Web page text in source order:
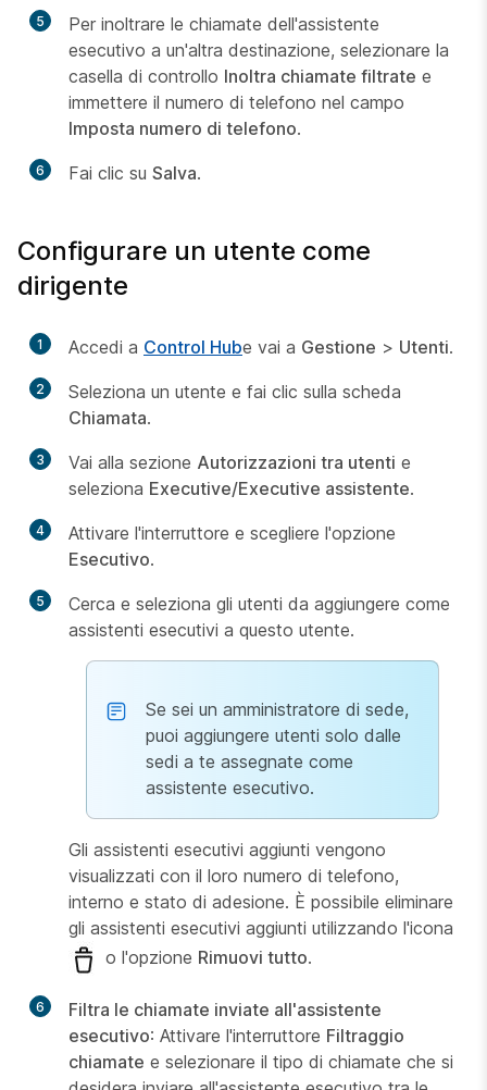
5
Per inoltrare le chiamate dell'assistente
esecutivo a un'altra destinazione, selezionare la
casella di controllo Inoltra chiamate filtrate e
immettere il numero di telefono nel campo
Imposta numero di telefono.
6 Fai clic su Salva.
Configurare un utente come
dirigente
1 Accedi a Control Hube vai a Gestione > Utenti.
2
Seleziona un utente e fai clic sulla scheda
Chiamata.
3 Vai alla sezione Autorizzazioni tra utenti e
seleziona Executive/Executive assistente.
4
Attivare l'interruttore e scegliere l'opzione
Esecutivo.
5
Cerca e seleziona gli utenti da aggiungere come
assistenti esecutivi a questo utente.
Se sei un amministratore di sede,
puoi aggiungere utenti solo dalle
sedi a te assegnate come
assistente esecutivo.
Gli assistenti esecutivi aggiunti vengono
visualizzati con il loro numero di telefono,
interno e stato di adesione. È possibile eliminare
gli assistenti esecutivi aggiunti utilizzando l'icona
o l'opzione Rimuovi tutto.
6
Filtra le chiamate inviate all'assistente
esecutivo: Attivare l'interruttore Filtraggio
chiamate e selezionare il tipo di chiamate che si